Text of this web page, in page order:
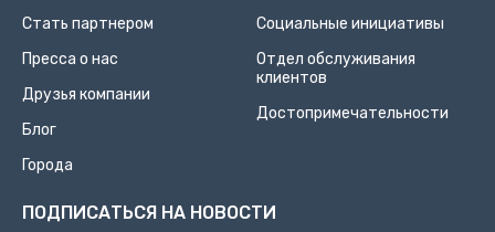
Стать партнером
Пресса о нас
Друзья компании
Блог
Города
Социальные инициативы
Отдел обслуживания
клиентов
Достопримечательности
ПОДПИСАТЬСЯ НА НОВОСТИ